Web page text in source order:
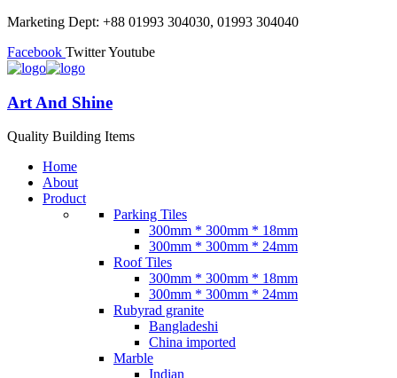
Marketing Dept: +88 01993 304030, 01993 304040
Facebook TwitterYoutube
Art And Shine
Quality Building Items
Home
About
Product
Parking Tiles
300mm * 300mm * 18mm
300mm * 300mm * 24mm
Roof Tiles
300mm * 300mm * 18mm
300mm * 300mm * 24mm
Rubyrad granite
Bangladeshi
China imported
Marble
Indian